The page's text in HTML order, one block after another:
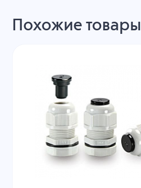
Похожие товары